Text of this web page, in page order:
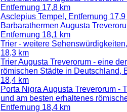
Entfernung 17,8 km
Asclepius Tempel, Entfernung 17,9
Barbarathermen Augusta
Entfernung 18,1 km
Trier - weitere
18,3 km
Trier Augusta Treverorum - eine
römischen Städte in Deutschland,
18,4 km
Porta Nigra Augusta Treverorum -
und am besten erhaltenes
Entfernung 18,4 km